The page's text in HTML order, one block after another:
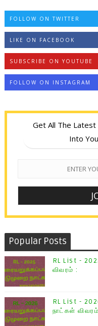
FOLLOW ON TWITTER
LIKE ON FACEBOOK
SUBSCRIBE ON YOUTUBE
FOLLOW ON INSTAGRAM
Get All The
Into
Popular Posts
RL List -
விவரம் :
RL List -
நாட்கள்